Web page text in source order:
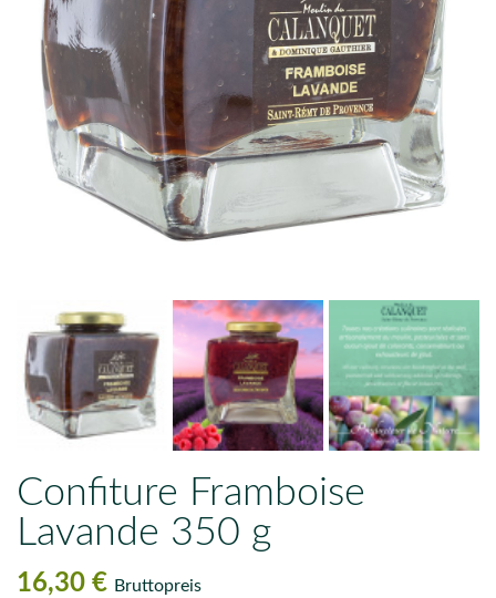
Confiture Framboise
Lavande 350 g
16,30 € Bruttopreis